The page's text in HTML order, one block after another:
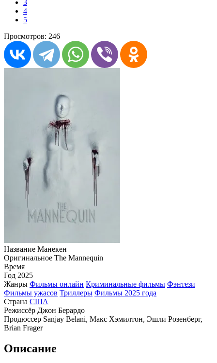
3
4
5
Просмотров: 246
Название Манекен
Оригинальное The Mannequin
Время
Год 2025
Жанры Фильмы онлайн Криминальные фильмы Фэнтези
Фильмы ужасов Триллеры Фильмы 2025 года
Страна США
Режиссёр Джон Берардо
Продюссер Sanjay Belani, Макс Хэмилтон, Эшли Розенберг,
Brian Frager
Описание